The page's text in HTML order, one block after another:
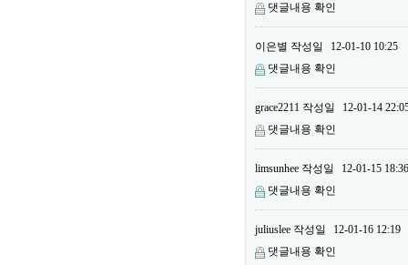
댓글내용 확인
이은별 작성일
12-01-10 10:25
댓글내용 확인
grace2211 작성일
12-01-14
댓글내용 확인
limsunhee 작성일
12-01-15 18:36
댓글내용 확인
juliuslee 작성일
12-01-16 12:19
댓글내용 확인